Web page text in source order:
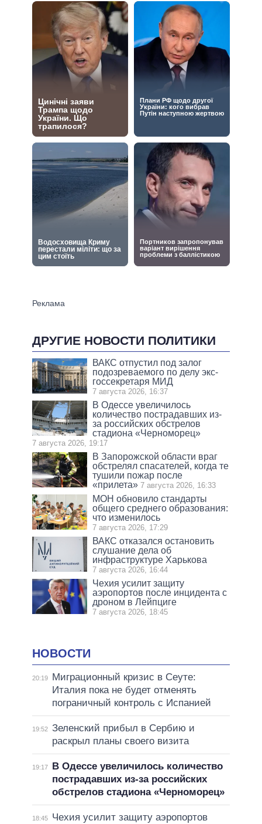
ДРУГИЕ НОВОСТИ ПОЛИТИКИ
ВАКС отпустил под залог
подозреваемого по делу экс-
госсекретаря МИД
7 августа 2026, 16:37
В Одессе увеличилось
количество пострадавших из-
за российских обстрелов
стадиона «Черноморец»
7 августа 2026, 19:17
В Запорожской области враг
обстрелял спасателей, когда те
тушили пожар после
«прилета» 7 августа 2026, 16:33
МОН обновило стандарты
общего среднего образования:
что изменилось
7 августа 2026, 17:29
ВАКС отказался остановить
слушание дела об
инфраструктуре Харькова
7 августа 2026, 16:44
Чехия усилит защиту
аэропортов после инцидента с
дроном в Лейпциге
7 августа 2026, 18:45
НОВОСТИ
20:19
Миграционный кризис в Сеуте:
Италия пока не будет отменять
пограничный контроль с Испанией
19:52 Зеленский прибыл в Сербию и
раскрыл планы своего визита
19:17
В Одессе увеличилось количество
пострадавших из-за российских
обстрелов стадиона «Черноморец»
18:45
Чехия усилит защиту аэропортов